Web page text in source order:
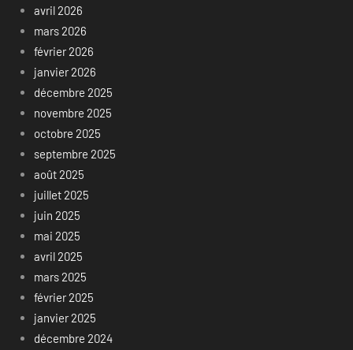
avril 2026
mars 2026
février 2026
janvier 2026
décembre 2025
novembre 2025
octobre 2025
septembre 2025
août 2025
juillet 2025
juin 2025
mai 2025
avril 2025
mars 2025
février 2025
janvier 2025
décembre 2024